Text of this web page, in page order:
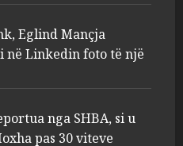
Mançja punonte tek
vuri në Linkedin
një personi tjetër
7, 2026
ekstradua, por u
nga SHBA, si u kthye
Eglind Mançja
në Linkedin foto të një
nga SHBA, si u
pas 30 viteve